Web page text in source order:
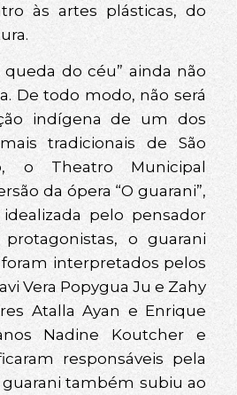
às artes plásticas, do
queda do céu” ainda não
De todo modo, não será
indígena de um dos
tradicionais de São
o Theatro Municipal
da ópera “O guarani”,
pelo pensador
o guarani
foram interpretados pelos
Vera Popygua Ju e Zahy
Atalla Ayan e Enrique
Nadine Koutcher e
responsáveis pela
também subiu ao